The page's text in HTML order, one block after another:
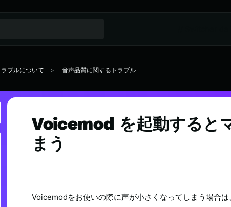
ブルについて 音声品質に関するトラブル
Voicemod を起動すると
まう
Voicemodをお使いの際に声が小さくなってしまう場合は